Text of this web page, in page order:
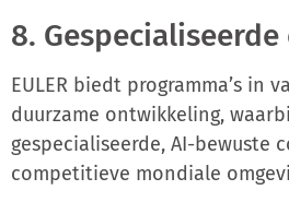
8.
EULER biedt programma’s in
duurzame ontwikkeling,
gespecialiseerde, AI-bewuste
competitieve mondiale